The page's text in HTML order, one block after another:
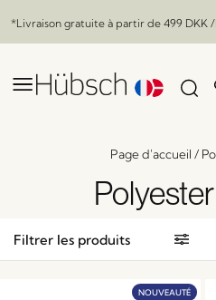
*Livraison gratuite à partir de 499 DKK /
Page d'accueil /
Filtrer les produits
NOUVEAUTÉ